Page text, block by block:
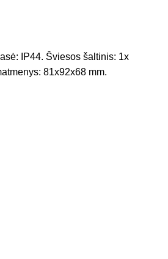
IP44. Šviesos šaltinis: 1x
81x92x68 mm.